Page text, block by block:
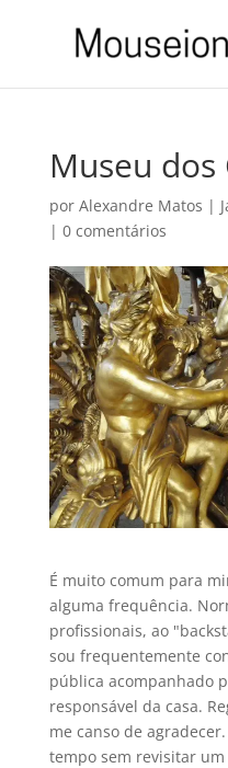
Museu dos
por Alexandre Matos |
| 0 comentários
É muito comum para
alguma frequência.
profissionais, ao
sou frequentemente
pública acompanhado
responsável da casa.
me canso de
tempo sem revisitar